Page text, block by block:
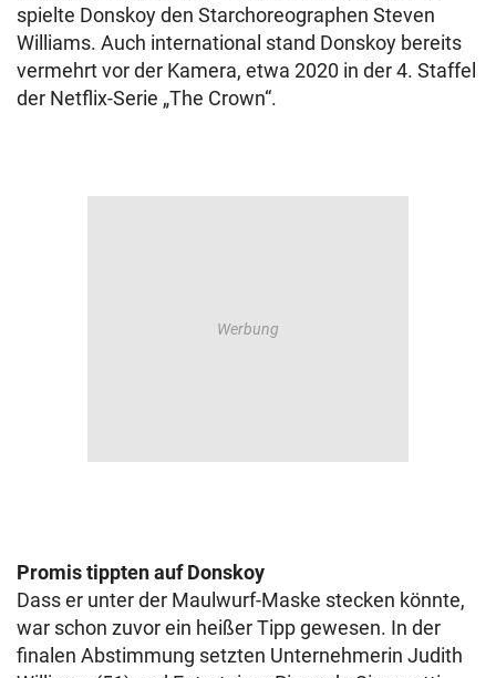
spielte Donskoy den Starchoreographen Steven
Williams. Auch international stand Donskoy bereits
vermehrt vor der Kamera, etwa 2020 in der 4. Staffel
der Netflix-Serie „The Crown“.
Promis tippten auf Donskoy
Dass er unter der Maulwurf-Maske stecken könnte,
war schon zuvor ein heißer Tipp gewesen. In der
finalen Abstimmung setzten Unternehmerin Judith